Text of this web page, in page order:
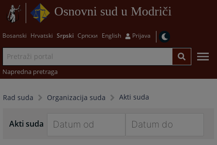
Osnovni sud u Modriči
Bosanski Hrvatski Srpski Српски English Prijava
Napredna pretraga
Rad suda Organizacija suda Akti suda
Akti suda